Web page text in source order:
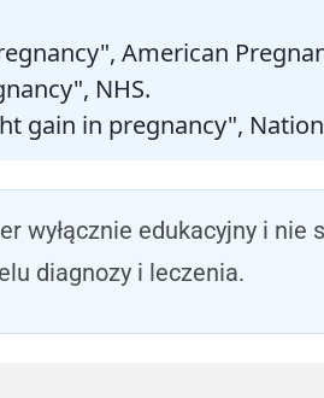
American
NHS.
gain in pregnancy",
wyłącznie edukacyjny i
diagnozy i leczenia.